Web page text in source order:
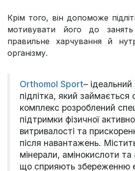
Крім того, він допоможе
мотивувати його до
правильне харчування й
організму.
Orthomol Sport– ідеальний
підлітка, який
комплекс розроблений
підтримки фізичної
витривалості та
після навантажень.
мінерали, амінокислоти
що сприяють збереженню